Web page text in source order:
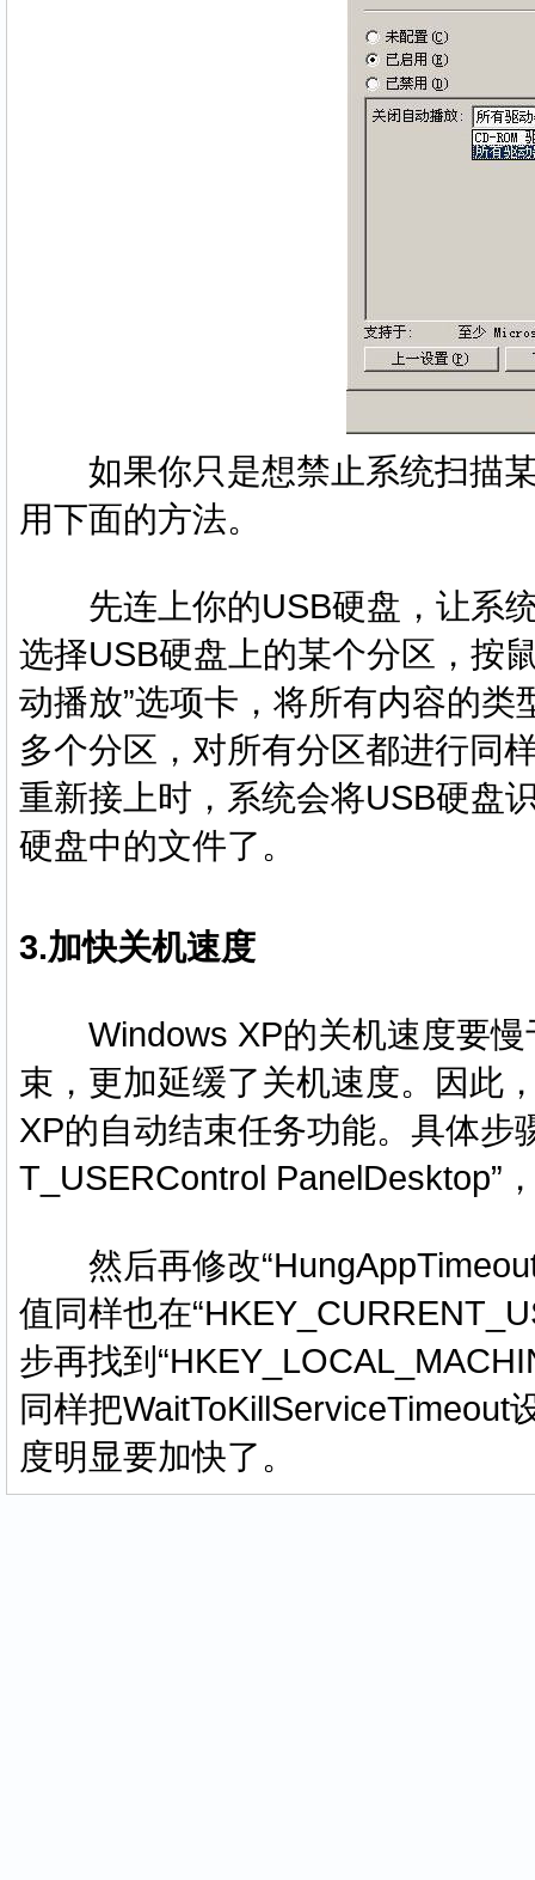
如果你只是想禁止系统扫描某
用下面的方法。
先连上你的USB硬盘，让系统
选择USB硬盘上的某个分区，按
动播放”选项卡，将所有内容的
多个分区，对所有分区都进行同
重新接上时，系统会将USB硬盘
硬盘中的文件了。
3.加快关机速度
Windows XP的关机速度要慢
束，更加延缓了关机速度。因此
XP的自动结束任务功能。具体步
T_USERControl PanelDesktop”
然后再修改
值同样也在
步再找到
同样把WaitToKillServiceTimeout
度明显要加快了。